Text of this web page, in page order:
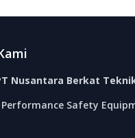
Nusantara Berkat
Performance Safety